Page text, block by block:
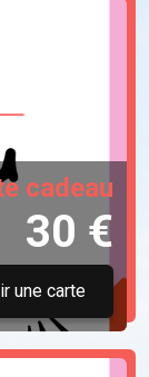
cadeau
30 €
une carte